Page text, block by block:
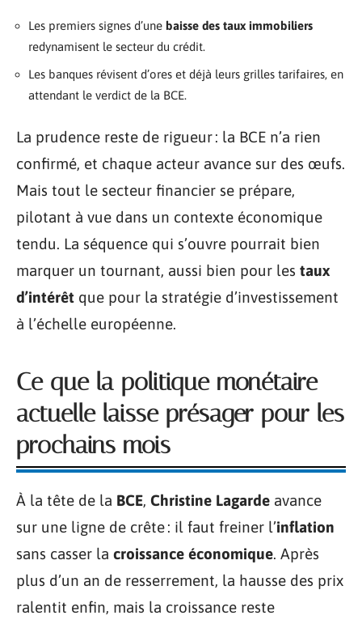
Les premiers signes d’une baisse des taux immobiliers
redynamisent le secteur du crédit.
Les banques révisent d’ores et déjà leurs grilles tarifaires, en
attendant le verdict de la BCE.
La prudence reste de rigueur : la BCE n’a rien
confirmé, et chaque acteur avance sur des œufs.
Mais tout le secteur financier se prépare,
pilotant à vue dans un contexte économique
tendu. La séquence qui s’ouvre pourrait bien
marquer un tournant, aussi bien pour les taux
d’intérêt que pour la stratégie d’investissement
à l’échelle européenne.
Ce que la politique monétaire
actuelle laisse présager pour les
prochains mois
À la tête de la BCE, Christine Lagarde avance
sur une ligne de crête : il faut freiner l’inflation
sans casser la croissance économique. Après
plus d’un an de resserrement, la hausse des prix
ralentit enfin, mais la croissance reste